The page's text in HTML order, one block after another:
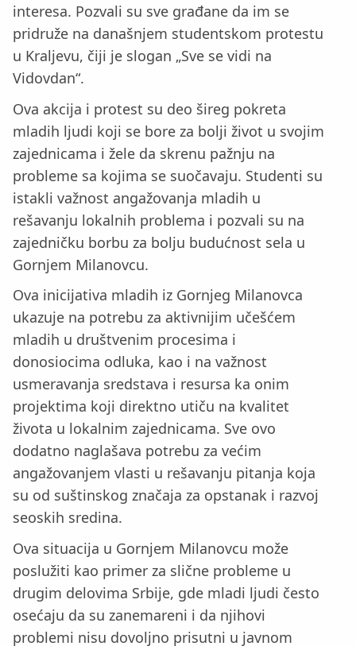
interesa. Pozvali su sve građane da im se
pridruže na današnjem studentskom protestu
u Kraljevu, čiji je slogan „Sve se vidi na
Vidovdan“.
Ova akcija i protest su deo šireg pokreta
mladih ljudi koji se bore za bolji život u svojim
zajednicama i žele da skrenu pažnju na
probleme sa kojima se suočavaju. Studenti su
istakli važnost angažovanja mladih u
rešavanju lokalnih problema i pozvali su na
zajedničku borbu za bolju budućnost sela u
Gornjem Milanovcu.
Ova inicijativa mladih iz Gornjeg Milanovca
ukazuje na potrebu za aktivnijim učešćem
mladih u društvenim procesima i
donosiocima odluka, kao i na važnost
usmeravanja sredstava i resursa ka onim
projektima koji direktno utiču na kvalitet
života u lokalnim zajednicama. Sve ovo
dodatno naglašava potrebu za većim
angažovanjem vlasti u rešavanju pitanja koja
su od suštinskog značaja za opstanak i razvoj
seoskih sredina.
Ova situacija u Gornjem Milanovcu može
poslužiti kao primer za slične probleme u
drugim delovima Srbije, gde mladi ljudi često
osećaju da su zanemareni i da njihovi
problemi nisu dovoljno prisutni u javnom